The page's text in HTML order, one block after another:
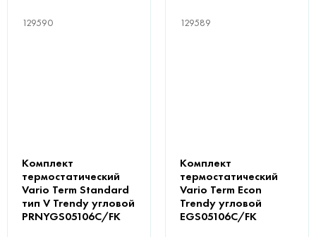
129590
Комплект
термостатический
Vario Term Standard
тип V Trendy угловой
PRNYGS05106C/FK
129589
Комплект
термостатический
Vario Term Econ
Trendy угловой
EGS05106C/FK